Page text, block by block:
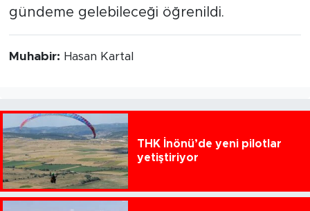
gündeme gelebileceği öğrenildi.
Muhabir: Hasan Kartal
THK İnönü’de yeni pilotlar
yetiştiriyor